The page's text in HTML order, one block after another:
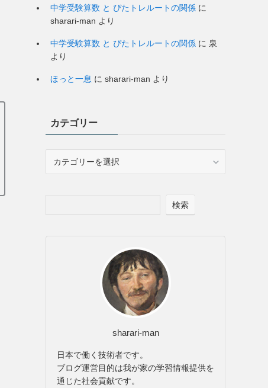
中学受験算数 と ぴたトレルートの関係 に
sharari-man より
中学受験算数 と ぴたトレルートの関係 に 泉
より
ほっと一息 に sharari-man より
カテゴリー
検索
sharari-man
日本で働く技術者です。
ブログ運営目的は我が家の学習情報提供を
通じた社会貢献です。